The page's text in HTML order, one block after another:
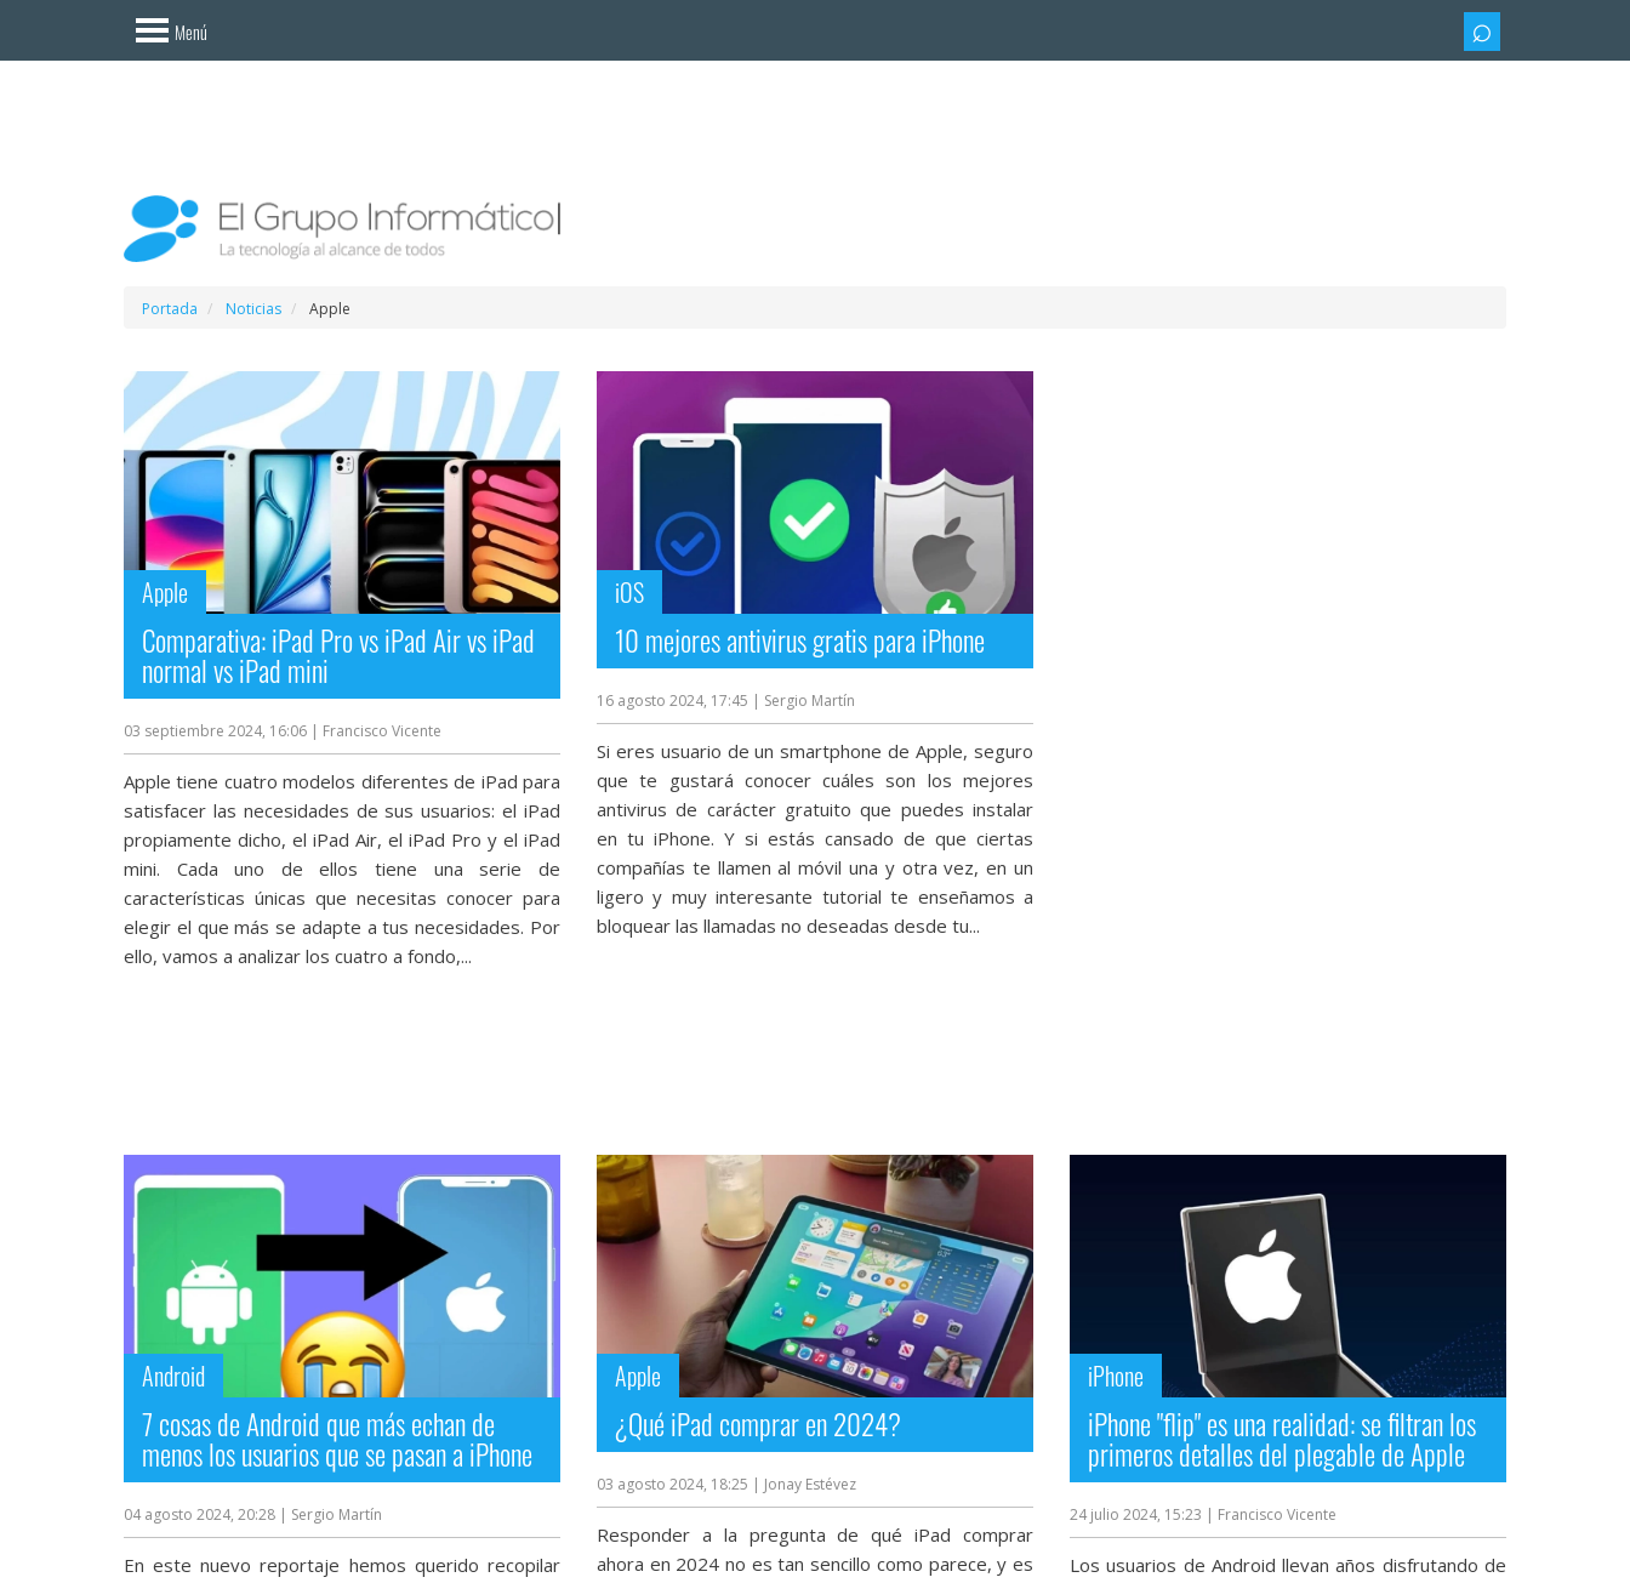
Menú
sesión /
Ciberseguridad
Portada Noticias Apple
Apple
Comparativa: iPad Pro vs iPad Air vs iPad
normal vs iPad mini
03 septiembre 2024, 16:06 | Francisco Vicente
Apple tiene cuatro modelos diferentes de iPad para
satisfacer las necesidades de sus usuarios: el iPad
propiamente dicho, el iPad Air, el iPad Pro y el iPad
mini. Cada uno de ellos tiene una serie de
características únicas que necesitas conocer para
elegir el que más se adapte a tus necesidades. Por
ello, vamos a analizar los cuatro a fondo,...
iOS
10 mejores antivirus gratis para iPhone
16 agosto 2024, 17:45 | Sergio Martín
Si eres usuario de un smartphone de Apple, seguro
que te gustará conocer cuáles son los mejores
antivirus de carácter gratuito que puedes instalar
en tu iPhone. Y si estás cansado de que ciertas
compañías te llamen al móvil una y otra vez, en un
ligero y muy interesante tutorial te enseñamos a
bloquear las llamadas no deseadas desde tu...
Android
7 cosas de Android que más echan de
menos los usuarios que se pasan a iPhone
04 agosto 2024, 20:28 | Sergio Martín
En este nuevo reportaje hemos querido recopilar
Apple
¿Qué iPad comprar en 2024?
03 agosto 2024, 18:25 | Jonay Estévez
Responder a la pregunta de qué iPad comprar
ahora en 2024 no es tan sencillo como parece, y es
iPhone
iPhone "flip" es una realidad: se filtran los
primeros detalles del plegable de Apple
24 julio 2024, 15:23 | Francisco Vicente
Los usuarios de Android llevan años disfrutando de